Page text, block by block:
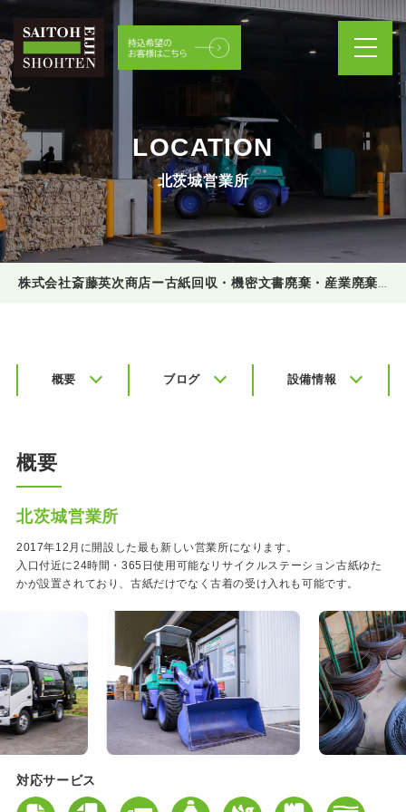
LOCATION
北茨城営業所
概要 ブログ 設備情報
概要
北茨城営業所
2017年12月に開設した最も新しい営業所になります。
入口付近に24時間・365日使用可能なリサイクルステーション古紙ゆた
かが設置されており、古紙だけでなく古着の受け入れも可能です。
対応サービス